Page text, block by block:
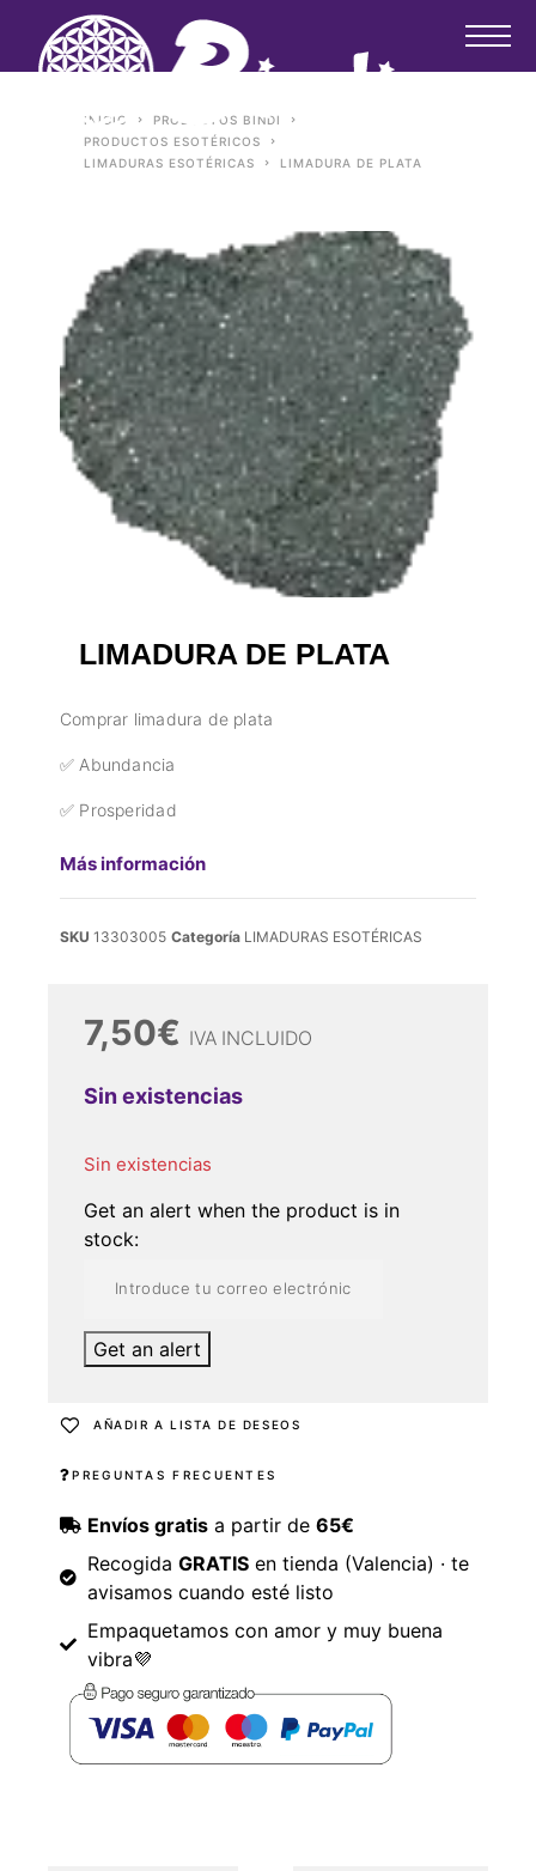
INICIO
PRODUCTOS BINDI
PRODUCTOS ESOTÉRICOS
LIMADURAS ESOTÉRICAS
LIMADURA DE PLATA
LIMADURA DE PLATA
Comprar limadura de plata
✅ Abundancia
✅ Prosperidad
Más información
SKU 13303005 Categoría LIMADURAS ESOTÉRICAS
7,50€ IVA INCLUIDO
Sin existencias
Sin existencias
Get an alert when the product is in
stock:
Get an alert
AÑADIR A LISTA DE DESEOS
PREGUNTAS FRECUENTES
Envíos gratisa partir de 65€
Recogida GRATISen tienda (Valencia) · te
avisamos cuando esté listo
Empaquetamos con amor y muy buena
vibra💜